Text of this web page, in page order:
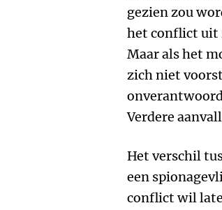
gezien zou
het conflict uit
Maar als het
zich niet
Verdere
Het verschil
een
conflict wil